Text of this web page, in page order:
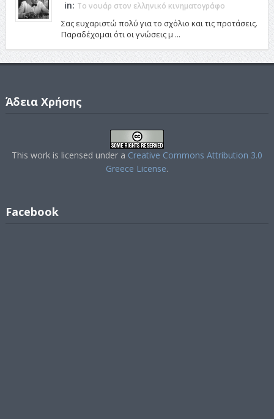
in: Το νουάρ στον ελληνικό κινηματογράφο
Σας ευχαριστώ πολύ για το σχόλιο και τις προτάσεις.
Παραδέχομαι ότι οι γνώσεις μ ...
Άδεια Χρήσης
This work is licensed under a Creative Commons Attribution 3.0
Greece License.
Facebook